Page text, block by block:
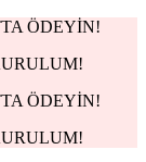
ÖDEYİN!
ÖDEYİN!